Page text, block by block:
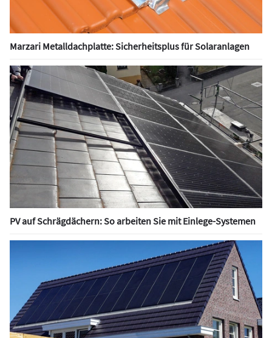
Marzari Metalldachplatte: Sicherheitsplus für Solaranlagen
PV auf Schrägdächern: So arbeiten Sie mit Einlege-Systemen